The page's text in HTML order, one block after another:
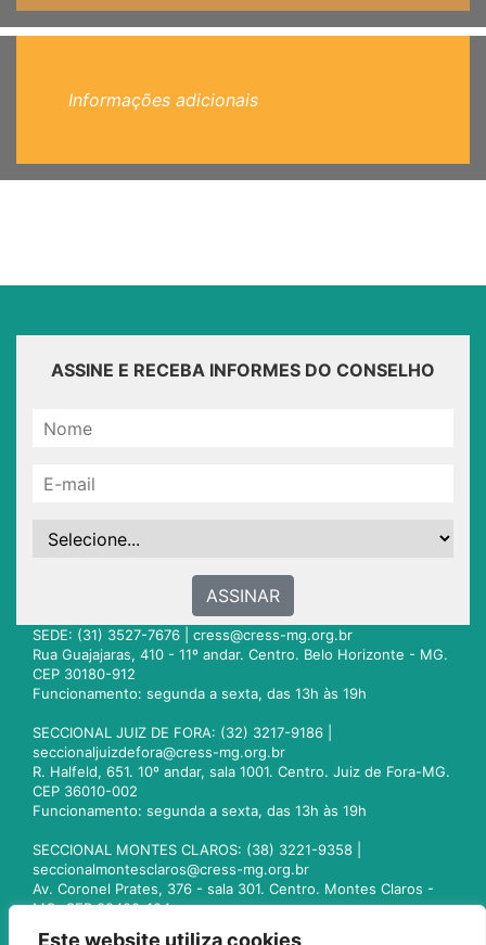
Este website utiliza cookies
Informações adicionais
ASSINE E RECEBA INFORMES DO CONSELHO
ASSINAR
SEDE: (31) 3527-7676 | cress@cress-mg.org.br
Rua Guajajaras, 410 - 11º andar. Centro. Belo Horizonte - MG.
CEP 30180-912
Funcionamento: segunda a sexta, das 13h às 19h
SECCIONAL JUIZ DE FORA: (32) 3217-9186 |
seccionaljuizdefora@cress-mg.org.br
R. Halfeld, 651. 10º andar, sala 1001. Centro. Juiz de Fora-MG.
CEP 36010-002
Funcionamento: segunda a sexta, das 13h às 19h
SECCIONAL MONTES CLAROS: (38) 3221-9358 |
seccionalmontesclaros@cress-mg.org.br
Av. Coronel Prates, 376 - sala 301. Centro. Montes Claros -
MG. CEP 39400-104